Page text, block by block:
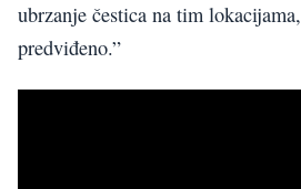
ubrzanje čestica na tim
predviđeno.”